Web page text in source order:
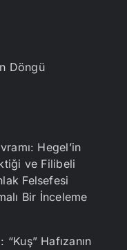
Döngü
Hegel’in
ve Filibeli
Felsefesi
Bir İnceleme
Hafızanın